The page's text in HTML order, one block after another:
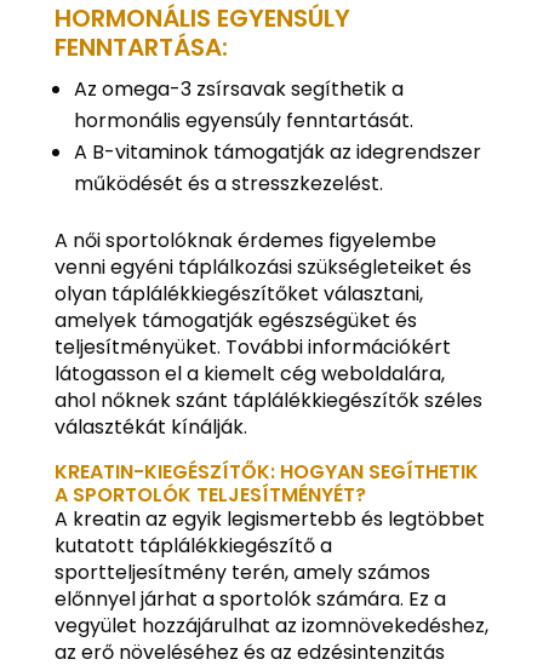
HORMONÁLIS EGYENSÚLY
FENNTARTÁSA:
Az omega-3 zsírsavak segíthetik a
hormonális egyensúly fenntartását.
A B-vitaminok támogatják az idegrendszer
működését és a stresszkezelést.
A női sportolóknak érdemes figyelembe
venni egyéni táplálkozási szükségleteiket és
olyan táplálékkiegészítőket választani,
amelyek támogatják egészségüket és
teljesítményüket. További információkért
látogasson el a kiemelt cég weboldalára,
ahol nőknek szánt táplálékkiegészítők széles
választékát kínálják.
KREATIN-KIEGÉSZÍTŐK: HOGYAN SEGÍTHETIK
A SPORTOLÓK TELJESÍTMÉNYÉT?
A kreatin az egyik legismertebb és legtöbbet
kutatott táplálékkiegészítő a
sportteljesítmény terén, amely számos
előnnyel járhat a sportolók számára. Ez a
vegyület hozzájárulhat az izomnövekedéshez,
az erő növeléséhez és az edzésintenzitás